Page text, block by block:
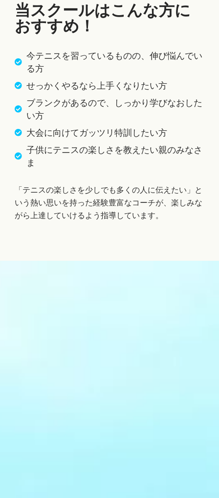
当スクールはこんな方に
おすすめ！
今テニスを習っているものの、伸び悩んでい
る方
せっかくやるなら上手くなりたい方
ブランクがあるので、しっかり学びなおした
い方
大会に向けてガッツリ特訓したい方
子供にテニスの楽しさを教えたい親のみなさ
ま
「テニスの楽しさを少しでも多くの人に伝えたい」と
いう熱い思いを持った経験豊富なコーチが、楽しみな
がら上達していけるよう指導しています。